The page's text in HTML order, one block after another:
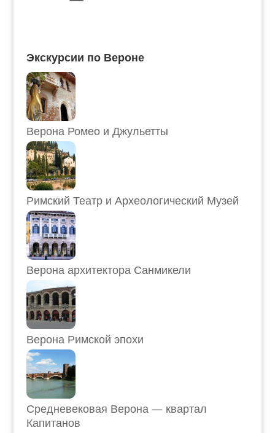
Экскурсии по Вероне
Верона Ромео и Джульетты
Римский Театр и Археологический Музей
Верона архитектора Санмикели
Верона Римской эпохи
Средневековая Верона — квартал
Капитанов